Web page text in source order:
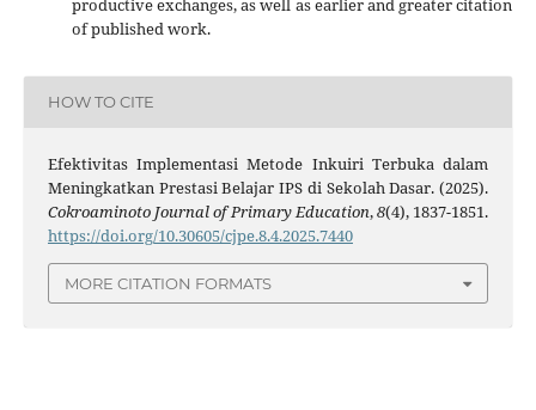
of published work.
HOW TO CITE
Efektivitas Implementasi Metode Inkuiri Terbuka dalam
Meningkatkan Prestasi Belajar IPS di Sekolah Dasar. (2025).
Cokroaminoto Journal of Primary Education,8(4), 1837-1851.
https://doi.org/10.30605/cjpe.8.4.2025.7440
MORE CITATION FORMATS